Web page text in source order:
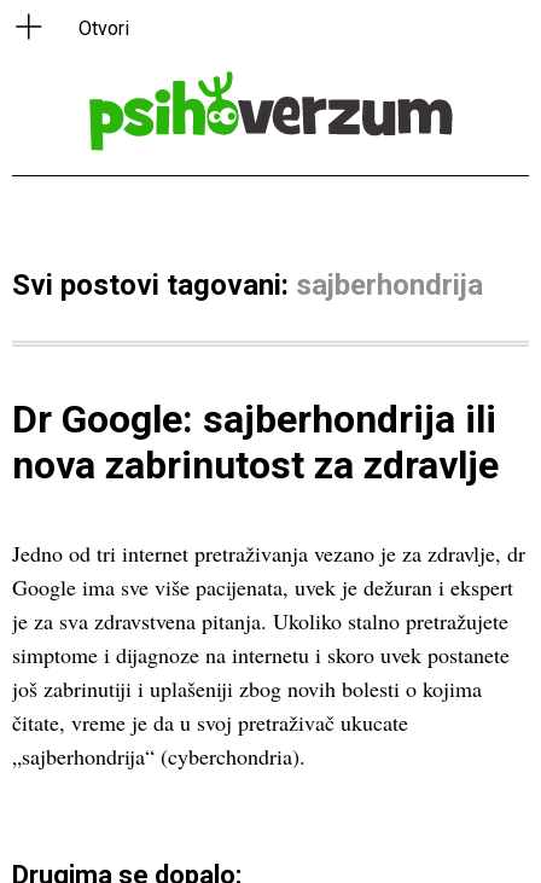
Svi postovi tagovani: sajberhondrija
Dr Google: sajberhondrija ili
nova zabrinutost za zdravlje
Jedno od tri internet pretraživanja vezano je za zdravlje, dr
Google ima sve više pacijenata, uvek je dežuran i ekspert
je za sva zdravstvena pitanja. Ukoliko stalno pretražujete
simptome i dijagnoze na internetu i skoro uvek postanete
još zabrinutiji i uplašeniji zbog novih bolesti o kojima
čitate, vreme je da u svoj pretraživač ukucate
„sajberhondrija“ (cyberchondria).
Drugima se dopalo: